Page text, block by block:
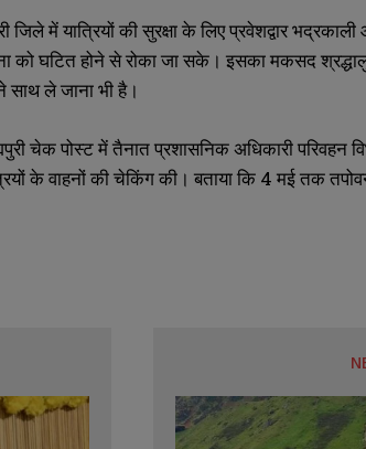
SUBMIT
SUBMIT
जिले में यात्रियों की सुरक्षा के लिए प्रवेशद्वार
को घटित होने से रोका जा सके। इसका मकसद
साथ ले जाना भी है।
चेक पोस्ट में तैनात प्रशासनिक अधिकारी परिवहन
के वाहनों की चेकिंग की। बताया कि 4 मई तक